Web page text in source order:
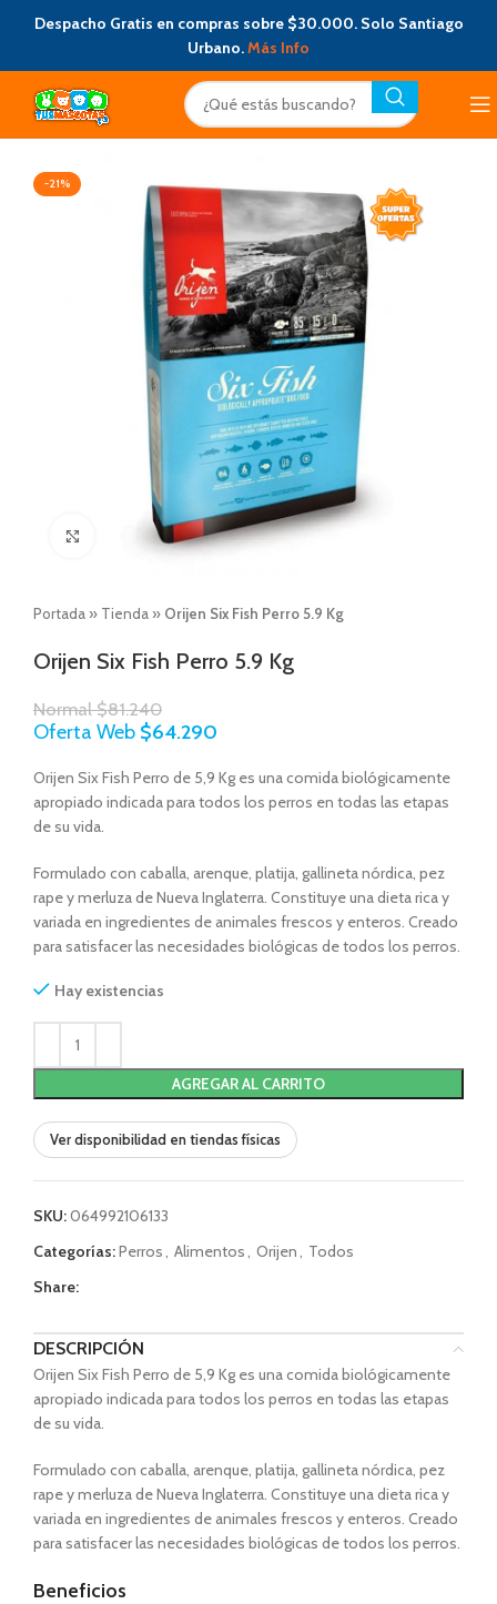
Despacho Gratis en compras sobre $30.000. Solo Santiago
Urbano.Más Info
-21%
Click to enlarge
Portada » Tienda » Orijen Six Fish Perro 5.9 Kg
Orijen Six Fish Perro 5.9 Kg
Normal$81.240
Oferta Web $64.290
Orijen Six Fish Perro de 5,9 Kg es una comida biológicamente
apropiado indicada para todos los perros en todas las etapas
de su vida.
Formulado con caballa, arenque, platija, gallineta nórdica, pez
rape y merluza de Nueva Inglaterra. Constituye una dieta rica y
variada en ingredientes de animales frescos y enteros. Creado
para satisfacer las necesidades biológicas de todos los perros.
Hay existencias
AGREGAR AL CARRITO
Ver disponibilidad en tiendas físicas
SKU:064992106133
Categorías:Perros, Alimentos, Orijen, Todos
Share:
DESCRIPCIÓN
Orijen Six Fish Perro de 5,9 Kg es una comida biológicamente
apropiado indicada para todos los perros en todas las etapas
de su vida.
Formulado con caballa, arenque, platija, gallineta nórdica, pez
rape y merluza de Nueva Inglaterra. Constituye una dieta rica y
variada en ingredientes de animales frescos y enteros. Creado
para satisfacer las necesidades biológicas de todos los perros.
Beneficios